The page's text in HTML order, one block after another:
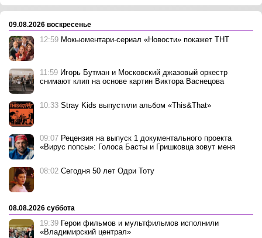
09.08.2026 воскресенье
12:59 Мокьюментари-сериал «Новости» покажет ТНТ
11:59 Игорь Бутман и Московский джазовый оркестр
снимают клип на основе картин Виктора Васнецова
10:33 Stray Kids выпустили альбом «This&That»
09:07 Рецензия на выпуск 1 документального проекта
«Вирус попсы»: Голоса Басты и Гришковца зовут меня
08:02 Сегодня 50 лет Одри Тоту
08.08.2026 суббота
19:39 Герои фильмов и мультфильмов исполнили
«Владимирский централ»